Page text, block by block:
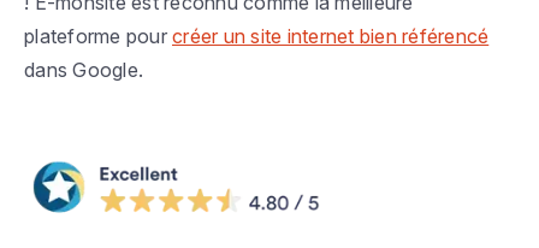
plateforme pour créer un site internet bien référencé
dans Google.